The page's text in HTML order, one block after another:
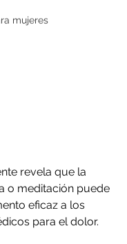
mujeres
revela que la
o meditación puede
eficaz a los
para el dolor.